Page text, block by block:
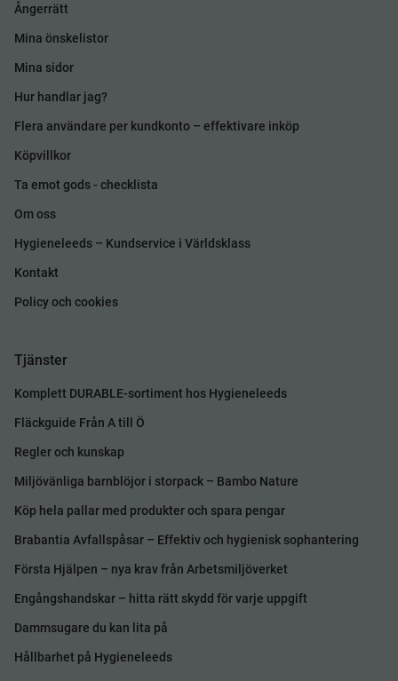
Ångerrätt
Mina önskelistor
Mina sidor
Hur handlar jag?
Flera användare per kundkonto – effektivare inköp
Köpvillkor
Ta emot gods - checklista
Om oss
Hygieneleeds – Kundservice i Världsklass
Kontakt
Policy och cookies
Tjänster
Komplett DURABLE-sortiment hos Hygieneleeds
Fläckguide Från A till Ö
Regler och kunskap
Miljövänliga barnblöjor i storpack – Bambo Nature
Köp hela pallar med produkter och spara pengar
Brabantia Avfallspåsar – Effektiv och hygienisk sophantering
Första Hjälpen – nya krav från Arbetsmiljöverket
Engångshandskar – hitta rätt skydd för varje uppgift
Dammsugare du kan lita på
Hållbarhet på Hygieneleeds